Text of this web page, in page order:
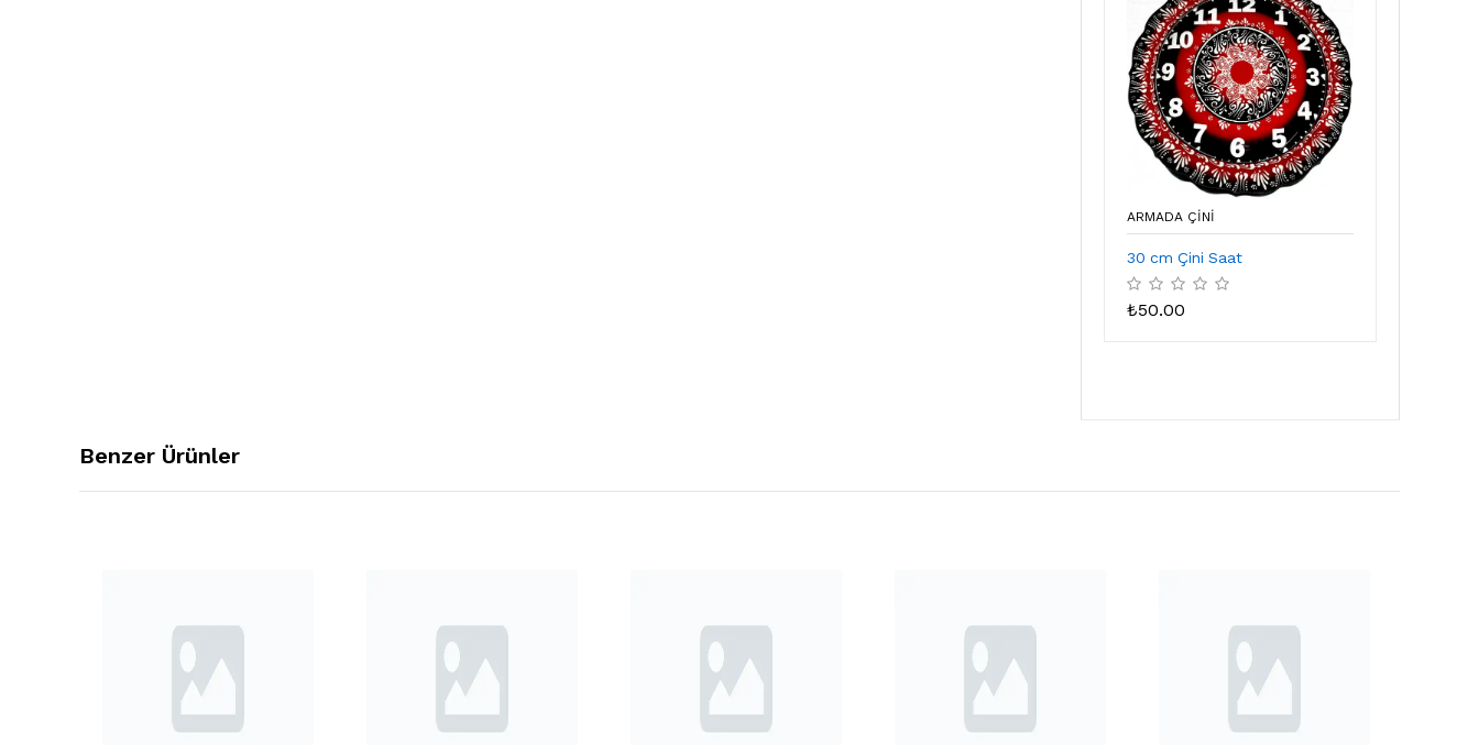
ARMADA ÇİNİ
30 cm Çini Saat
₺50.00
Benzer Ürünler